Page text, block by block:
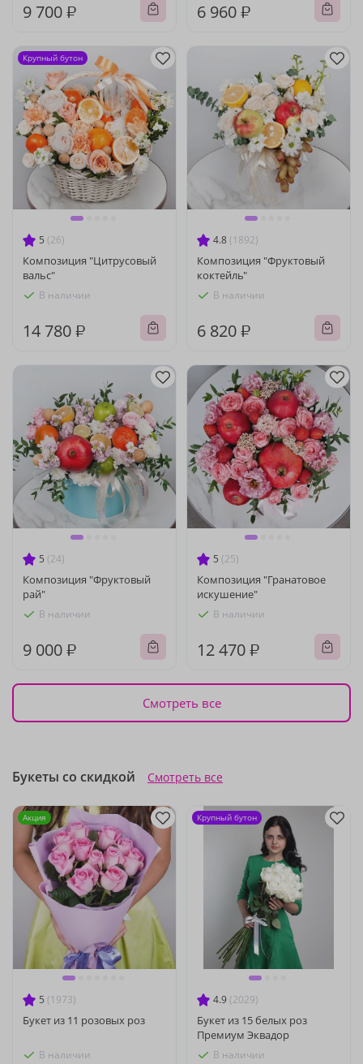
9 700 ₽ 6 960 ₽
5 (26)
Композиция "Цитрусовый
вальс"
В наличии
14 780 ₽
Крупный бутон
4.8 (1892)
Композиция "Фруктовый
коктейль"
В наличии
6 820 ₽
5 (24)
Композиция "Фруктовый
рай"
В наличии
9 000 ₽
5 (25)
Композиция "Гранатовое
искушение"
В наличии
12 470 ₽
Смотреть все
Букеты со скидкой Смотреть все
5 (1973)
Букет из 11 розовых роз
В наличии
Акция
4.9 (2029)
Букет из 15 белых роз
Премиум Эквадор
В наличии
Крупный бутон